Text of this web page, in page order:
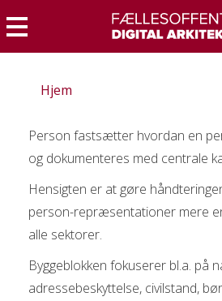
til
hovedindhold
Menu
Hjem
Person fastsætter hvordan en
og dokumenteres med centrale
Hensigten er at gøre
person-repræsentationer mere
alle sektorer.
Byggeblokken fokuserer bl.a. på
adressebeskyttelse, civilstand,